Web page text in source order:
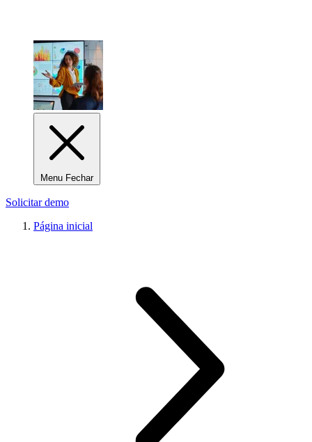
Menu Fechar
Solicitar demo
Página inicial